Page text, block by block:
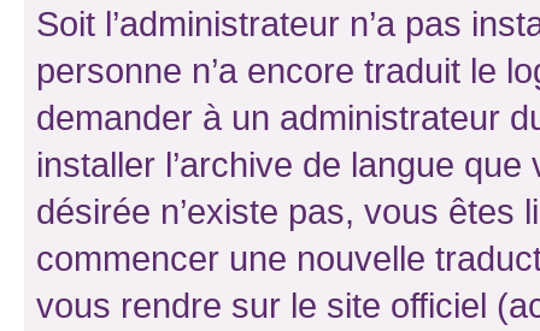
Soit l’administrateur n’a pas
personne n’a encore traduit le
demander à un administrateur
installer l’archive de langue
désirée n’existe pas, vous êtes
commencer une nouvelle
vous rendre sur le site officiel